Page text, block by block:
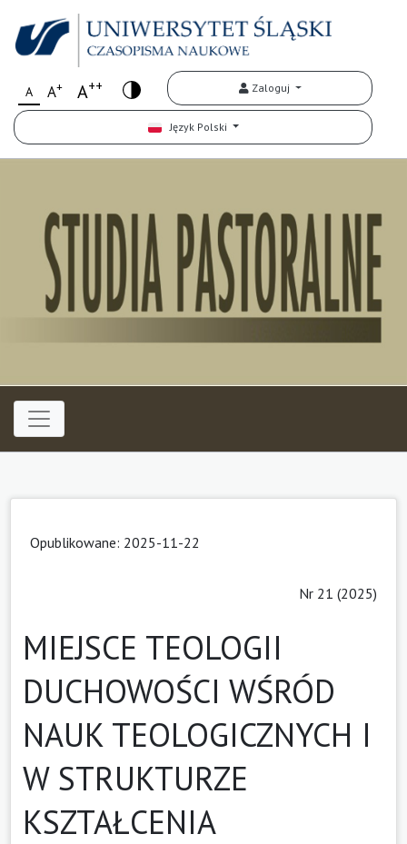
A A+ A++ Zaloguj
Język Polski
Opublikowane: 2025-11-22
Nr 21 (2025)
MIEJSCE TEOLOGII
DUCHOWOŚCI WŚRÓD
NAUK TEOLOGICZNYCH I
W STRUKTURZE
KSZTAŁCENIA